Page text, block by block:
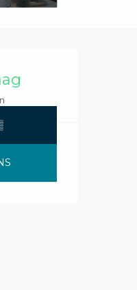
en